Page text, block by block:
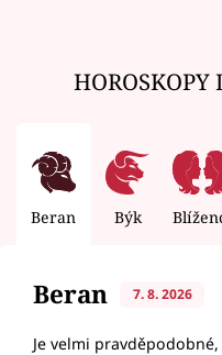
HOROSKOPY
Beran Býk
Beran 7. 8. 2026
Je velmi